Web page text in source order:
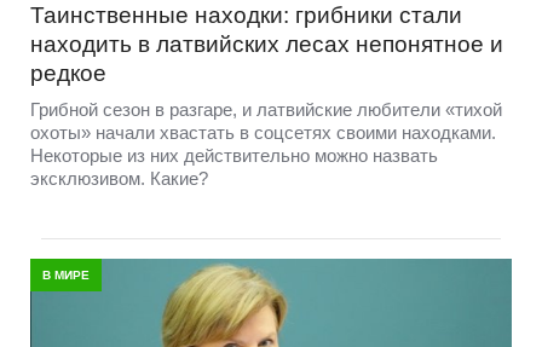
Таинственные находки: грибники стали
находить в латвийских лесах непонятное и
редкое
Грибной сезон в разгаре, и латвийские любители «тихой
охоты» начали хвастать в соцсетях своими находками.
Некоторые из них действительно можно назвать
эксклюзивом. Какие?
В МИРЕ